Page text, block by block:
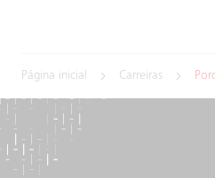
Página inicial Carreiras